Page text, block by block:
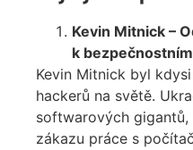
Kevin Mitnick –
k
Kevin Mitnick byl
hackerů na světě.
softwarových
zákazu práce s